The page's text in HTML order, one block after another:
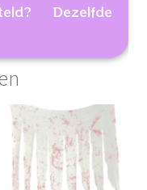
Dezelfde